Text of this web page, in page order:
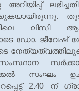
ലിസി
ഡോ.
സംഘം
2.40 ന്